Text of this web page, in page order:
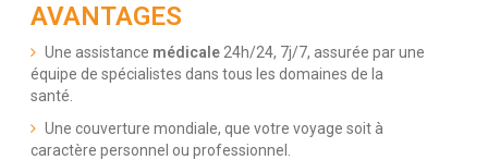
AVANTAGES
Une assistance médicale24h/24, 7j/7, assurée par une
équipe de spécialistes dans tous les domaines de la
santé.
Une couverture mondiale, que votre voyage soit à
caractère personnel ou professionnel.